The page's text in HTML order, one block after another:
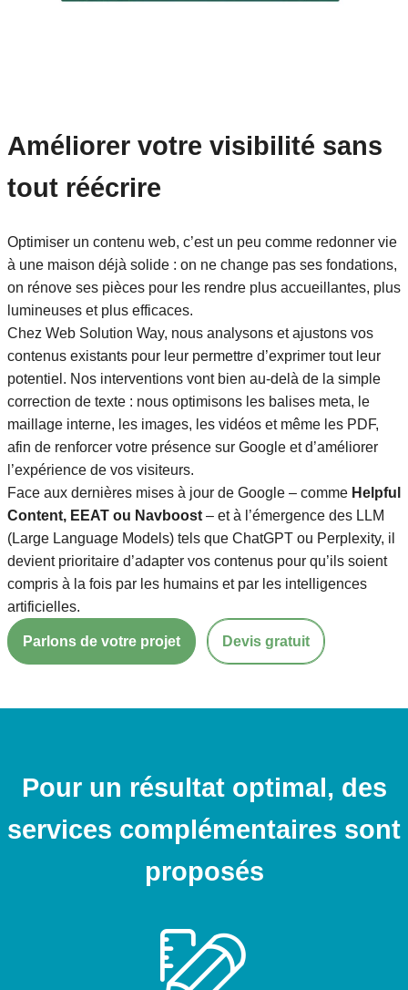
Améliorer votre visibilité sans
tout réécrire
Optimiser un contenu web, c’est un peu comme redonner vie
à une maison déjà solide : on ne change pas ses fondations,
on rénove ses pièces pour les rendre plus accueillantes, plus
lumineuses et plus efficaces.
Chez Web Solution Way, nous analysons et ajustons vos
contenus existants pour leur permettre d’exprimer tout leur
potentiel. Nos interventions vont bien au-delà de la simple
correction de texte : nous optimisons les balises meta, le
maillage interne, les images, les vidéos et même les PDF,
afin de renforcer votre présence sur Google et d’améliorer
l’expérience de vos visiteurs.
Face aux dernières mises à jour de Google – comme Helpful
Content, EEAT ou Navboost – et à l’émergence des LLM
(Large Language Models) tels que ChatGPT ou Perplexity, il
devient prioritaire d’adapter vos contenus pour qu’ils soient
compris à la fois par les humains et par les intelligences
artificielles.
Parlons de votre projet Devis gratuit
Pour un résultat optimal, des
services complémentaires sont
proposés